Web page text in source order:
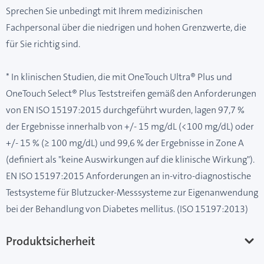
Sprechen Sie unbedingt mit Ihrem medizinischen
Fachpersonal über die niedrigen und hohen Grenzwerte, die
für Sie richtig sind.
* In klinischen Studien, die mit OneTouch Ultra® Plus und
OneTouch Select® Plus Teststreifen gemäß den Anforderungen
von EN ISO 15197:2015 durchgeführt wurden, lagen 97,7 %
der Ergebnisse innerhalb von +/- 15 mg/dL (<100 mg/dL) oder
+/- 15 % (≥ 100 mg/dL) und 99,6 % der Ergebnisse in Zone A
(definiert als "keine Auswirkungen auf die klinische Wirkung").
EN ISO 15197:2015 Anforderungen an in-vitro-diagnostische
Testsysteme für Blutzucker-Messsysteme zur Eigenanwendung
bei der Behandlung von Diabetes mellitus. (ISO 15197:2013)
Produktsicherheit